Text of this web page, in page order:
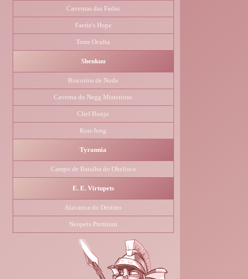
Cavernas das Fadas
Faerie's Hope
Torre Oculta
Shenkuu
Biscoitos de Noda
Caverna do Negg Misterioso
Chef Bonju
Kou-Jong
Tyrannia
Campo de Batalha do Obelisco
E. E. Virtupets
Alavanca do Destino
Neopets Premium